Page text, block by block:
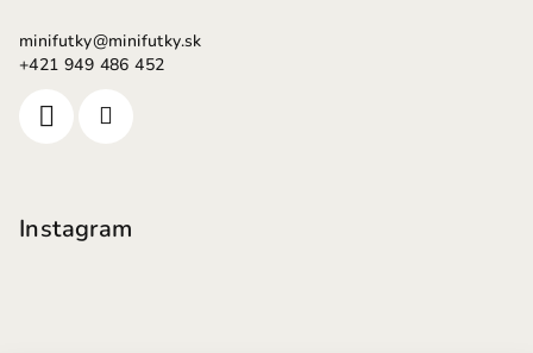
minifutky@minifutky.sk
+421 949 486 452
Instagram